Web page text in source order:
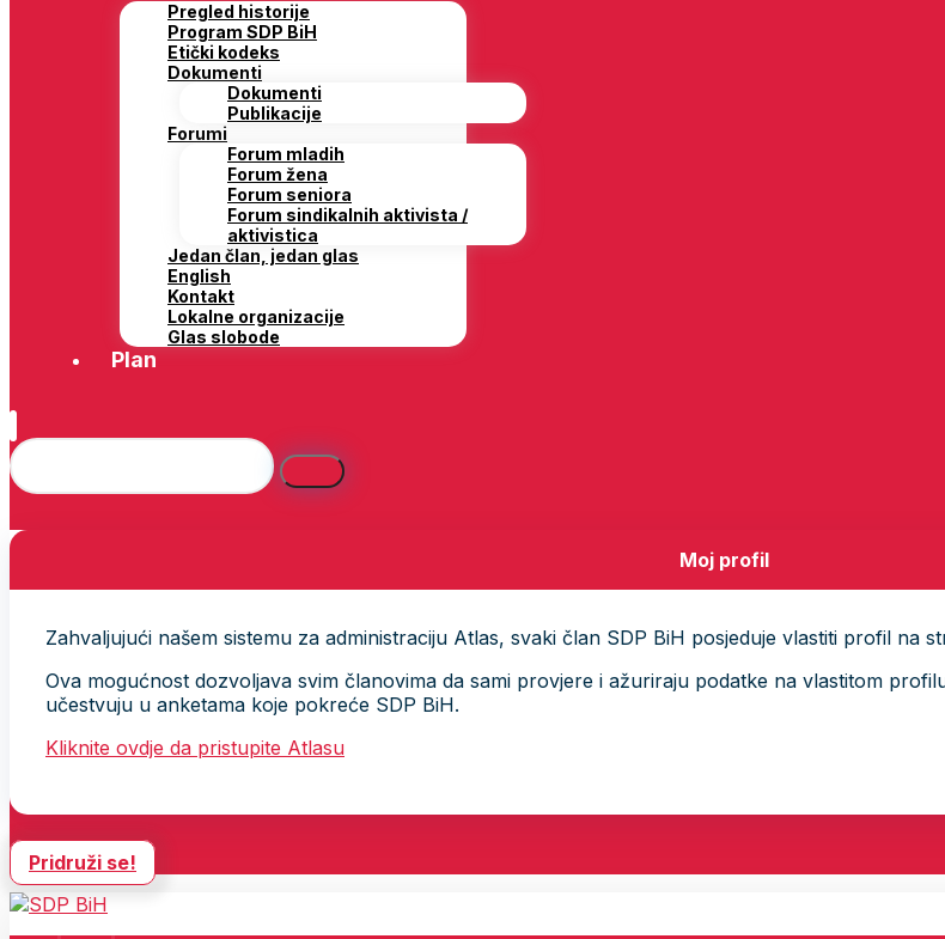
Pregled historije
Program SDP BiH
Etički kodeks
Dokumenti
Dokumenti
Publikacije
Forumi
Forum mladih
Forum žena
Forum seniora
Forum sindikalnih aktivista /
aktivistica
Jedan član, jedan glas
English
Kontakt
Lokalne organizacije
Glas slobode
Plan
Moj profil
Zahvaljujući našem sistemu za administraciju Atlas, svaki član SDP BiH posjeduje vlastiti profil na
Ova mogućnost dozvoljava svim članovima da sami provjere i ažuriraju podatke na vlastitom
učestvuju u anketama koje pokreće SDP BiH.
Kliknite ovdje da pristupite Atlasu
Pridruži se!